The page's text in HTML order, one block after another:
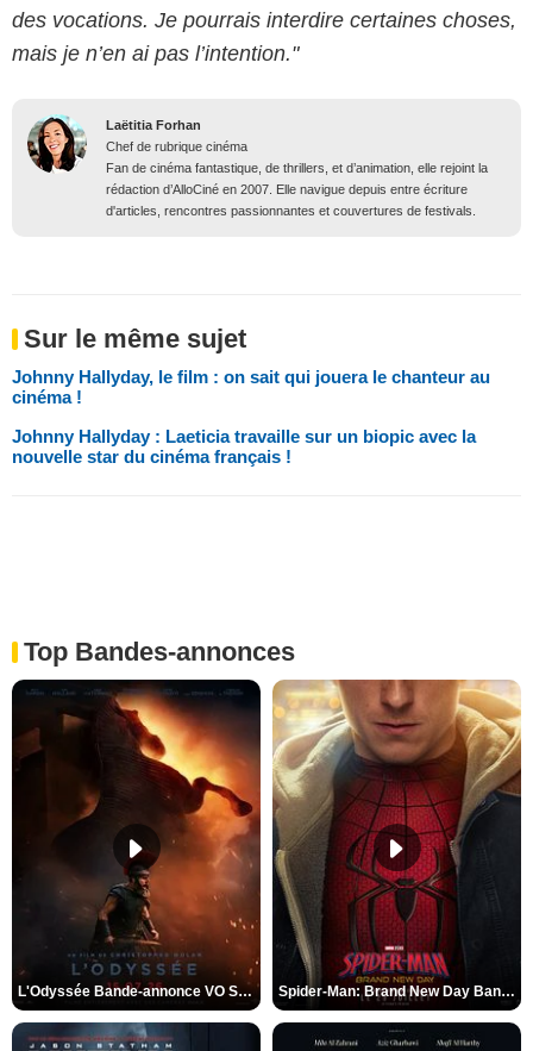
des vocations. Je pourrais interdire certaines choses,
mais je n’en ai pas l’intention."
Laëtitia Forhan
Chef de rubrique cinéma
Fan de cinéma fantastique, de thrillers, et d’animation, elle rejoint la
rédaction d’AlloCiné en 2007. Elle navigue depuis entre écriture
d'articles, rencontres passionnantes et couvertures de festivals.
Sur le même sujet
Johnny Hallyday, le film : on sait qui jouera le chanteur au
cinéma !
Johnny Hallyday : Laeticia travaille sur un biopic avec la
nouvelle star du cinéma français !
Top Bandes-annonces
L'Odyssée Bande-annonce VO STFR Spider-Man: Brand New Day Bande-annonce VO STFR